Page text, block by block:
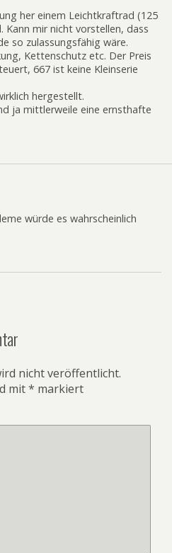
her einem Leichtkraftrad (125
Kann mir nicht vorstellen, dass
so zulassungsfähig wäre.
Kettenschutz etc. Der Preis
667 ist keine Kleinserie
hergestellt.
ja mittlerweile eine ernsthafte
würde es wahrscheinlich
nicht veröffentlicht.
mit* markiert